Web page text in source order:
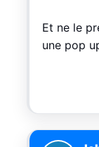
Et ne le
une pop